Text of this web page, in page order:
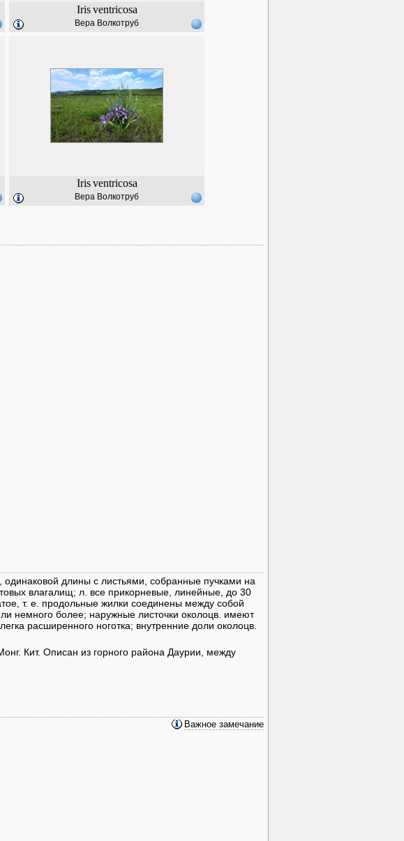
Iris ventricosa
Вера Волкотруб
Iris ventricosa
Вера Волкотруб
длины с листьями, собранные пучками на
влагалищ; л. все прикорневые, линейные, до 30
т. е. продольные жилки соединены между собой
немного более; наружные листочки околоцв. имеют
расширенного ноготка; внутренние доли околоцв.
Кит. Описан из горного района Даурии, между
Важное замечание